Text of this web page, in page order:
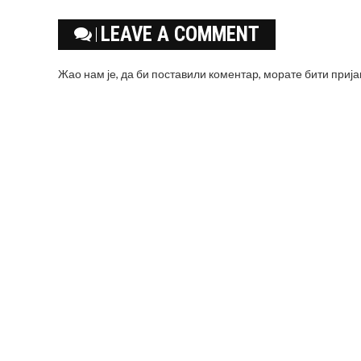
LEAVE A COMMENT
Жао нам је, да би поставили коментар, моратебити